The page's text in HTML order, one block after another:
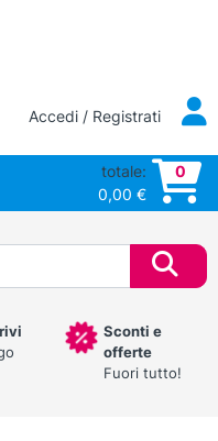
Accedi / Registrati
totale:
0,00 €
0
Sconti e
offerte
Fuori tutto!